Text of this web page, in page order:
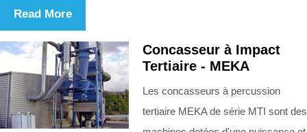
Read More
Concasseur à Impact
Tertiaire - MEKA
Les concasseurs à percussion
tertiaire MEKA de série MTI sont des